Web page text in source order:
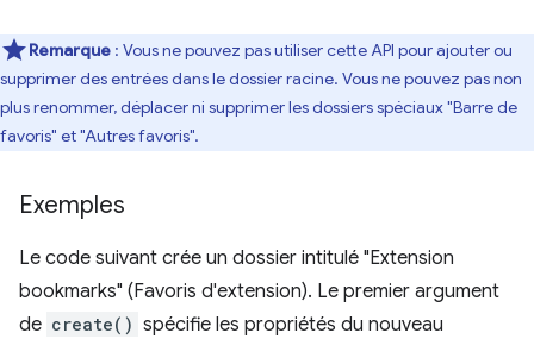
Remarque : Vous ne pouvez pas utiliser cette API pour ajouter ou
supprimer des entrées dans le dossier racine. Vous ne pouvez pas non
plus renommer, déplacer ni supprimer les dossiers spéciaux "Barre de
favoris" et "Autres favoris".
Exemples
Le code suivant crée un dossier intitulé "Extension
bookmarks" (Favoris d'extension). Le premier argument
de create() spécifie les propriétés du nouveau